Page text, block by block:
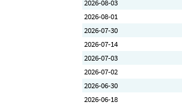
2026-08-03
2026-08-01
2026-07-30
2026-07-14
2026-07-03
2026-07-02
2026-06-30
2026-06-18